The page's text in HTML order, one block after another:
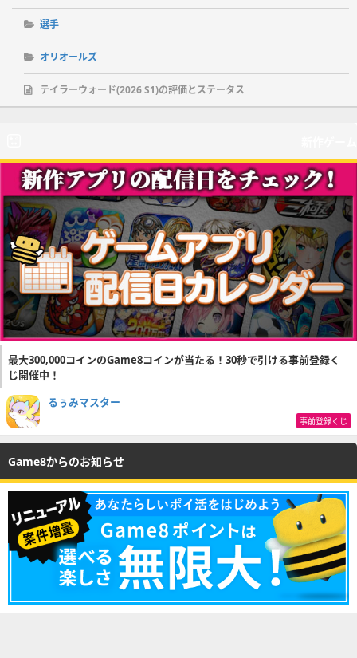
選手
オリオールズ
テイラーウォード(2026 S1)の評価とステータス
最大300,000コインのGame8コインが当たる！30秒で引ける事前登録く
じ開催中！
るぅみマスター
事前登録くじ
Game8からのお知らせ